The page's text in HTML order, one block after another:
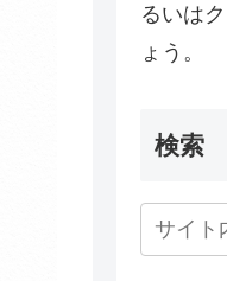
るいは
ょう。
検索